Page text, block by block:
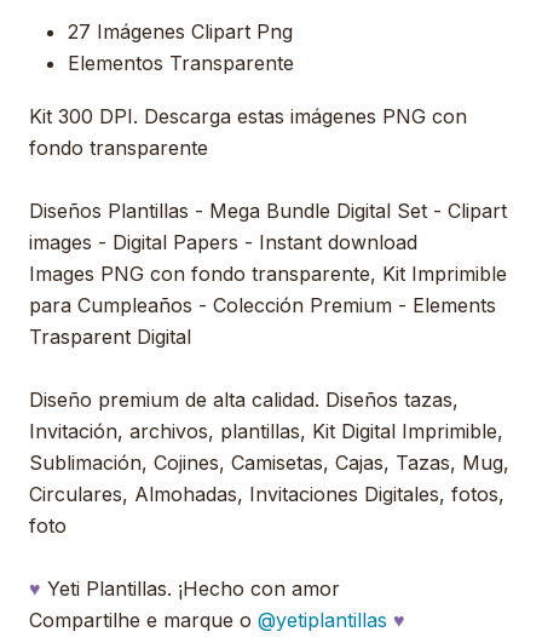
27 Imágenes Clipart Png
Elementos Transparente
Kit 300 DPI. Descarga estas imágenes PNG con
fondo transparente
Diseños Plantillas - Mega Bundle Digital Set - Clipart
images - Digital Papers - Instant download
Images PNG con fondo transparente, Kit Imprimible
para Cumpleaños - Colección Premium - Elements
Trasparent Digital
Diseño premium de alta calidad. Diseños tazas,
Invitación, archivos, plantillas, Kit Digital Imprimible,
Sublimación, Cojines, Camisetas, Cajas, Tazas, Mug,
Circulares, Almohadas, Invitaciones Digitales, fotos,
foto
♥ Yeti Plantillas. ¡Hecho con amor
Compartilhe e marque o @yetiplantillas ♥